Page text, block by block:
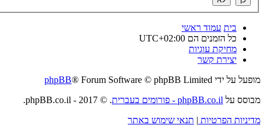
בית עמוד ראשי
כל הזמנים הם UTC+02:00
מחיקת עוגיות
יצירת קשר
מופעל על ידי
phpBB® Forum Software © phpBB Limited
מבוסס על phpBB.co.il - פורומים בעברית
. © 2017 - phpBB.co.il.
מדיניות הפרטיות | תנאי שימוש באתר